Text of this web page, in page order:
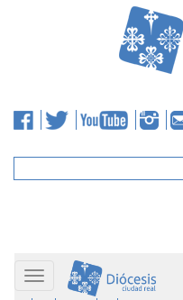
Toggle
navigation